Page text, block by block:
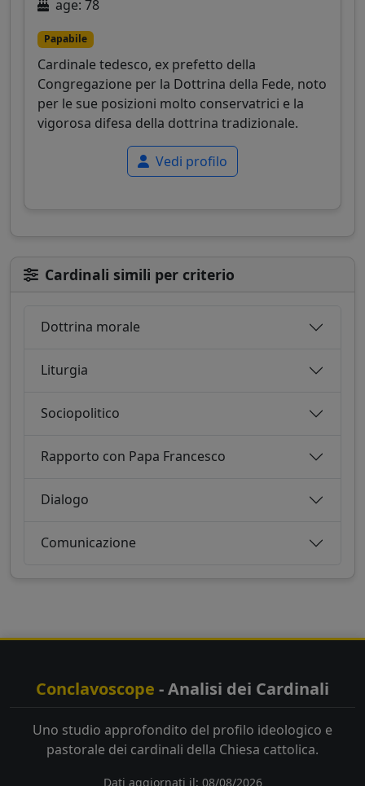
age: 78
Papabile
Cardinale tedesco, ex prefetto della
Congregazione per la Dottrina della Fede, noto
per le sue posizioni molto conservatrici e la
vigorosa difesa della dottrina tradizionale.
Vedi profilo
Cardinali simili per criterio
Dottrina morale
Liturgia
Sociopolitico
Rapporto con Papa Francesco
Dialogo
Comunicazione
Conclavoscope - Analisi dei Cardinali
Uno studio approfondito del profilo ideologico e
pastorale dei cardinali della Chiesa cattolica.
Dati aggiornati il: 08/08/2026